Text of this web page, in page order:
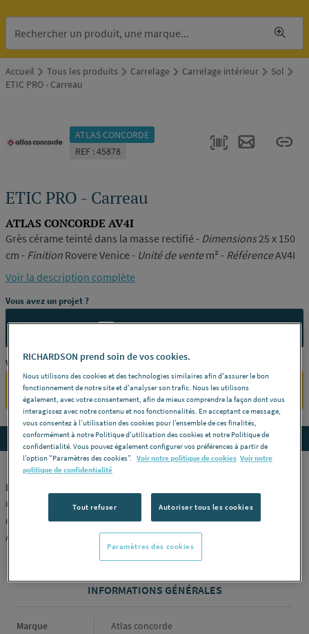
Accueil Tous les produits Carrelage Carrelage intérieur
Sol
ETIC PRO - Carreau
ATLAS CONCORDE
REF : 45878
ETIC PRO - Carreau
ATLAS CONCORDE AV4I
Grès cérame teinté dans la masse rectifié - Dimensions25 x 150
cm - Finition Rovere Venice - Unité de ventem² - RéférenceAV4I
Voir la description complète
Vous avez un projet ?
CONTACTEZ-NOUS
Vous êtes un professionnel ?
SE CONNECTER
Accedez aux détails du produit
ETIC PRO - Carreau
Grès cérame teinté dans la masse rectifié -Dimensions
cm -
FinitionRovere Venice -Unité de ventem² -Référence
ATLAS CONCORDE [AV4I]
INFORMATIONS GÉNÉRALES
Informations générales
Marque Atlas concorde
RICHARDSON prend soin de vos cookies.
Nous utilisons des cookies et des technologies similaires afin d'assurer le bon
fonctionnement de notre site et d'analyser son trafic. Nous les utilisons
également, avec votre consentement, afin de mieux comprendre la façon dont vous
interagissez avec notre contenu et nos fonctionnalités. En acceptant ce message,
vous consentez à l’utilisation des cookies pour l’ensemble de ces finalités,
conformément à notre Politique d'utilisation des cookies et notre Politique de
confidentialité. Vous pouvez également configurer vos préférences à partir de
l’option "Paramètres des cookies”. Voir notre politique de cookies Voir notre
politique de confidentialité
Tout refuser Autoriser tous les cookies
Paramètres des cookies